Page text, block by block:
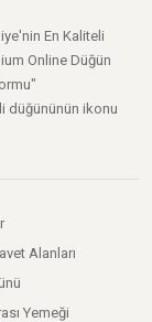
En Kaliteli
Online Düğün
düğününün ikonu
Alanları
Yemeği